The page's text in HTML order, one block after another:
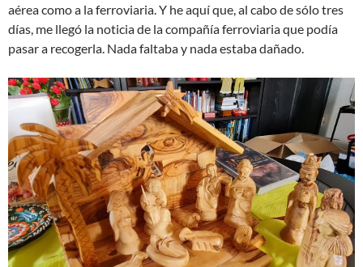
aérea como a la ferroviaria. Y he aquí que, al cabo de sólo tres
días, me llegó la noticia de la compañía ferroviaria que podía
pasar a recogerla. Nada faltaba y nada estaba dañado.